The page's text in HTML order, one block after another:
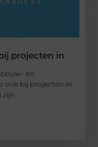
projecten in
en
ook bij projecten in
zijn